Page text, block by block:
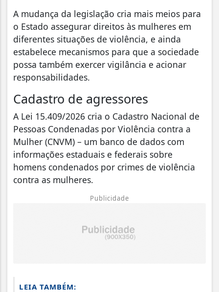
A mudança da legislação cria mais meios para
o Estado assegurar direitos às mulheres em
diferentes situações de violência, e ainda
estabelece mecanismos para que a sociedade
possa também exercer vigilância e acionar
responsabilidades.
Cadastro de agressores
A Lei 15.409/2026 cria o Cadastro Nacional de
Pessoas Condenadas por Violência contra a
Mulher (CNVM) – um banco de dados com
informações estaduais e federais sobre
homens condenados por crimes de violência
contra as mulheres.
Publicidade
LEIA TAMBÉM: